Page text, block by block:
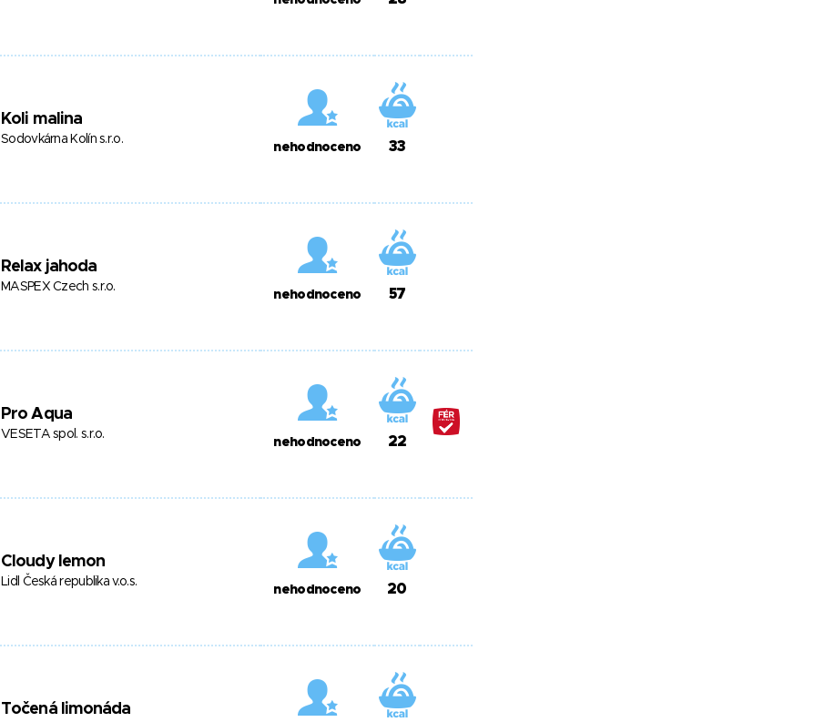
Koli malina
Sodovkárna Kolín s.r.o.
nehodnoceno 33
Relax jahoda
MASPEX Czech s.r.o.
nehodnoceno 57
Pro Aqua
VESETA spol. s.r.o.
nehodnoceno 22
Cloudy lemon
Lidl Česká republika v.o.s.
nehodnoceno 20
Točená limonáda